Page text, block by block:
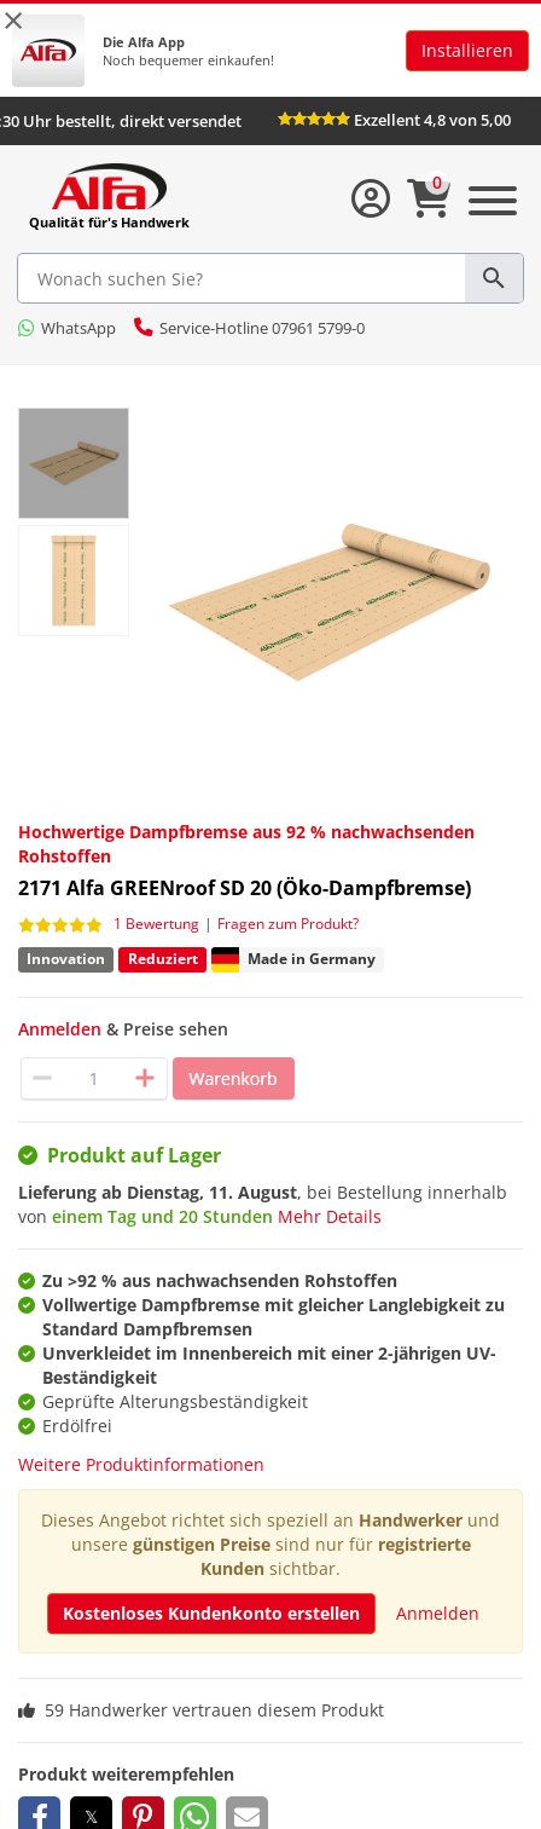
×
Die Alfa App
Noch bequemer einkaufen!
Installieren
Uhr bestellt, direkt versendet Exzellent 4,8 von 5,00
Qualität für's Handwerk
WhatsApp Service-Hotline 07961 5799-0
0
Hochwertige Dampfbremse aus 92 % nachwachsenden
Rohstoffen
2171 Alfa GREENroof SD 20 (Öko-Dampfbremse)
1 Bewertung | Fragen zum Produkt?
Innovation
Reduziert Made in Germany
Anmelden & Preise sehen
Produkt auf Lager
Lieferung ab Dienstag, 11. August, bei Bestellung innerhalb
von einem Tag und 20 Stunden Mehr Details
Zu >92 % aus nachwachsenden Rohstoffen
Vollwertige Dampfbremse mit gleicher Langlebigkeit zu
Standard Dampfbremsen
Unverkleidet im Innenbereich mit einer 2-jährigen UV-
Beständigkeit
Geprüfte Alterungsbeständigkeit
Erdölfrei
Weitere Produktinformationen
Dieses Angebot richtet sich speziell an Handwerker und
unsere günstigen Preisesind nur für registrierte
Kunden sichtbar.
Kostenloses Kundenkonto erstellen
Anmelden
59 Handwerker vertrauen diesem Produkt
Produkt weiterempfehlen